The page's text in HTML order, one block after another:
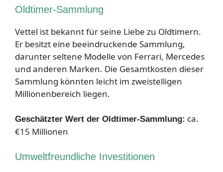
Oldtimer-Sammlung
Vettel ist bekannt für seine Liebe zu Oldtimern.
Er besitzt eine beeindruckende Sammlung,
darunter seltene Modelle von Ferrari, Mercedes
und anderen Marken. Die Gesamtkosten dieser
Sammlung könnten leicht im zweistelligen
Millionenbereich liegen.
Geschätzter Wert der Oldtimer-Sammlung: ca.
€15 Millionen
Umweltfreundliche Investitionen